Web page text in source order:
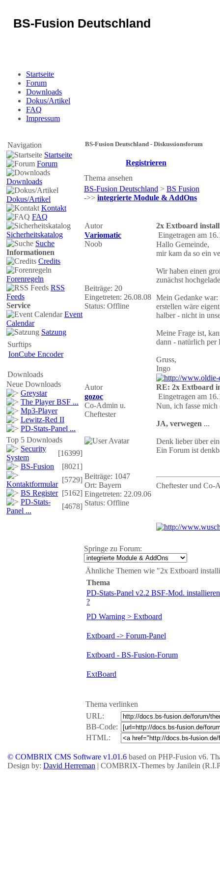
BS-Fusion Deutschland
Startseite
Forum
Downloads
Dokus/Artikel
FAQ
Impressum
Navigation
Startseite
Forum
Downloads
Dokus/Artikel
Kontakt
FAQ
Sicherheitskatalog
Suche
Informationen
Credits
Forenregeln
RSS
Feeds
Service
Event
Calendar
Satzung
Surftips
IonCube Encoder
Downloads
Neue Downloads
Greystar
The Player BSF ...
Mp3-Player
Lewitz-Red II
PD-Stats-Panel ...
Top 5 Downloads
Security
System
[16399]
BS-Fusion
[8021]
Kontaktformular
[5729]
BS Register [5162]
PD-Stats-
Panel ...
[4678]
BS-Fusion Deutschland - Diskussionsforum
Registrieren
Thema ansehen
BS-Fusion Deutschland > BS Fusion
->> integrierte Module & AddOns
Autor
2x Extboard
Variomatic
Noob
Beiträge: 20
Eingetreten: 26.08.08
Status: Offline
Eingetragen am
Hallo Gemeinde,
mir kam da so ein
Wir haben einen
zunächst
Mein Gedanke
erstellen wäre
halber - nicht in
Meine Frage ist,
dann - natürlich
Gruss,
Ingo
Autor
RE: 2x Extboard
gozoc
Co-Admin u.
Cheftester
Beiträge: 1047
Ort: Bayern
Eingetreten: 22.09.06
Status: Offline
Eingetragen am
Nun, ich fasse mich
JA, verwegen ...
Denk lieber über
Ein Forum ist
Cheftester und Co-
Springe zu Forum:
Ähnliche Themen wie "2x Extboard
Thema
PD-Stats-Panel v2.2 BSF-Mod.
?
PD Warning > Extboard
Extboard -> Forum-Panel
Extboard - BS-Fusion-Forum
ExtBoard
Thema verlinken
URL:
BB-Code:
HTML:
© COMBRIX CMS Software v1.01.6 based on PHP-Fusion v6.
Design by: David Herreman | COMBRIX-Themes by Janilein